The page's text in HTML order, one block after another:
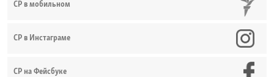
СР в мобильном
СР в Инстаграме
СР на Фейсбуке